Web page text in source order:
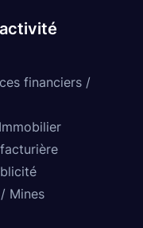
financiers /
Mines